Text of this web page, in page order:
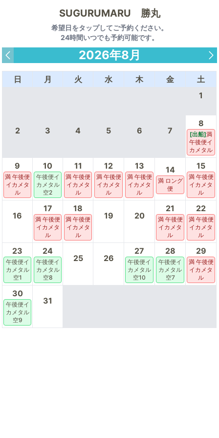
SUGURUMARU 勝丸
希望日をタップしてご予約ください。
24時間いつでも予約可能です。
2026年8月
日 月 火 水 木 金
土
1
2 3 4 5 6 7
8
[出船]満
午後便イ
カメタル
9
満 午後便
イカメタ
ル
10
午後便イ
カメタル
空2
11
満 午後便
イカメタ
ル
12
満 午後便
イカメタ
ル
13
満 午後便
イカメタ
ル
14
満 ロング
便
15
満 午後便
イカメタ
ル
16
17
満 午後便
イカメタ
ル
18
満 午後便
イカメタ
ル
19 20
21
満 午後便
イカメタ
ル
22
満 午後便
イカメタ
ル
23
午後便イ
カメタル
空1
24
午後便イ
カメタル
空8
25 26
27
午後便イ
カメタル
空10
28
午後便イ
カメタル
空7
29
満 午後便
イカメタ
ル
30
午後便イ
カメタル
空9
31